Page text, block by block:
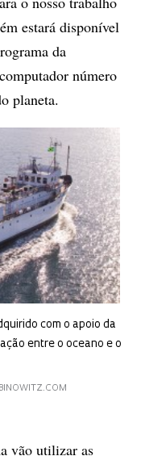
estará disponível
da
número
planeta.
com o apoio da
entre o oceano e o
vão utilizar as